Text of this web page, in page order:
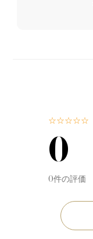
☆☆☆☆☆
0
0件の評価